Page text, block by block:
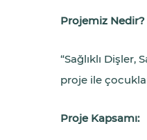
Projemiz Nedir?
“Sağlıklı
proje ile
Proje Kapsamı: